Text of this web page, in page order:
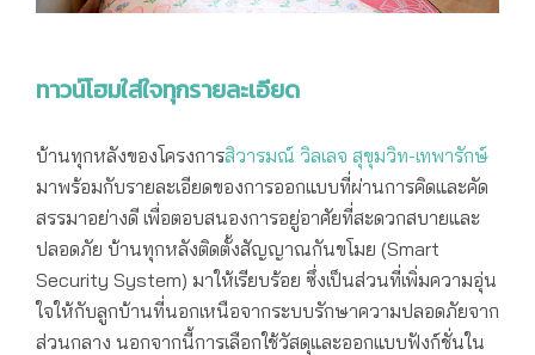
ทาวน์โฮมใส่ใจทุกรายละเอียด
บ้านทุกหลังของโครงการสิวารมณ์ วิลเลจ สุขุมวิท-เทพารักษ์
มาพร้อมกับรายละเอียดของการออกแบบที่ผ่านการคิดและคัด
สรรมาอย่างดี เพื่อตอบสนองการอยู่อาศัยที่สะดวกสบายและ
ปลอดภัย บ้านทุกหลังติดตั้งสัญญาณกันขโมย (Smart
Security System) มาให้เรียบร้อย ซึ่งเป็นส่วนที่เพิ่มความอุ่น
ใจให้กับลูกบ้านที่นอกเหนือจากระบบรักษาความปลอดภัยจาก
ส่วนกลาง นอกจากนี้การเลือกใช้วัสดุและออกแบบฟังก์ชั่นใน